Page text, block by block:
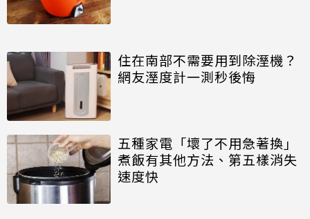
住在南部不需要用到除溼機？
網友溼度計一測秒後悔
五種家電「壞了不用急著換」
煮飯有其他方法、第五樣消失
速度快